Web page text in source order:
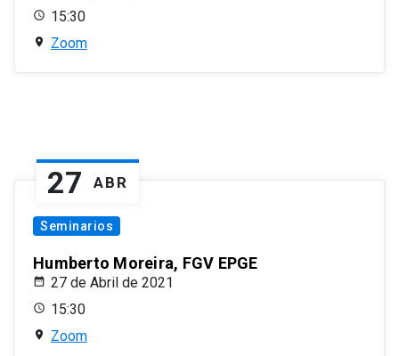
15:30
Zoom
27 ABR
Seminarios
Humberto Moreira, FGV EPGE
27 de Abril de 2021
15:30
Zoom